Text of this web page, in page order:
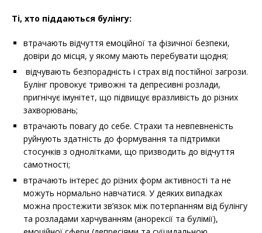
Ті, хто піддаються булінгу:
втрачають відчуття емоційної та фізичної безпеки,
довіри до місця, у якому мають перебувати щодня;
відчувають безпорадність і страх від постійної загрози.
Булінг провокує тривожні та депресивні розлади,
пригнічує імунітет, що підвищує вразливість до різних
захворювань;
втрачають повагу до себе. Страхи та невпевненість
руйнують здатність до формування та підтримки
стосунків з однолітками, що призводить до відчуття
самотності;
втрачають інтерес до різних форм активності та не
можуть нормально навчатися. У деяких випадках
можна простежити зв’язок між потерпанням від булінгу
та розладами харчуванням (анорексії та булімії),